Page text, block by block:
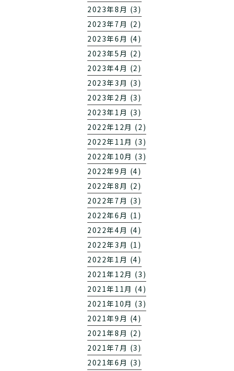
2023年8月 (3)
2023年7月 (2)
2023年6月 (4)
2023年5月 (2)
2023年4月 (2)
2023年3月 (3)
2023年2月 (3)
2023年1月 (3)
2022年12月 (2)
2022年11月 (3)
2022年10月 (3)
2022年9月 (4)
2022年8月 (2)
2022年7月 (3)
2022年6月 (1)
2022年4月 (4)
2022年3月 (1)
2022年1月 (4)
2021年12月 (3)
2021年11月 (4)
2021年10月 (3)
2021年9月 (4)
2021年8月 (2)
2021年7月 (3)
2021年6月 (3)